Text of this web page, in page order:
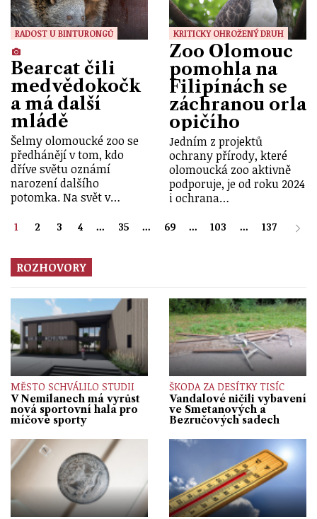
RADOST U BINTURONGŮ
Bearcat čili
medvědokočk
a má další
mládě
Šelmy olomoucké zoo se
předhánějí v tom, kdo
dříve světu oznámí
narození dalšího
potomka. Na svět v…
KRITICKY OHROŽENÝ DRUH
Zoo Olomouc
pomohla na
Filipínách se
záchranou orla
opičího
Jedním z projektů
ochrany přírody, které
olomoucká zoo aktivně
podporuje, je od roku 2024
i ochrana…
1 2 3 4 ... 35 ... 69 ... 103 ... 137
ROZHOVORY
MĚSTO SCHVÁLILO STUDII
V Nemilanech má vyrůst
nová sportovní hala pro
míčové sporty
ŠKODA ZA DESÍTKY TISÍC
Vandalové ničili vybavení
ve Smetanových a
Bezručových sadech